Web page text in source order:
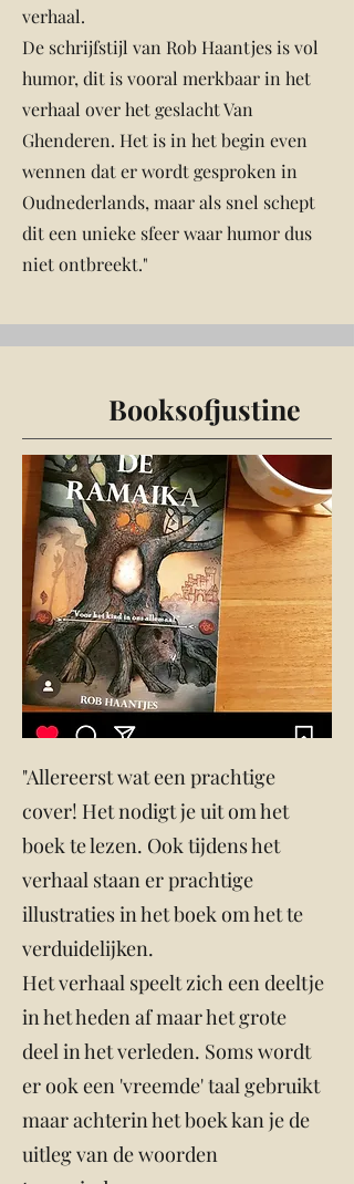
verhaal.
De schrijfstijl van Rob Haantjes is vol
humor, dit is vooral merkbaar in het
verhaal over het geslacht Van
Ghenderen. Het is in het begin even
wennen dat er wordt gesproken in
Oudnederlands, maar als snel schept
dit een unieke sfeer waar humor dus
niet ontbreekt."
Booksofjustine
"Allereerst wat een prachtige
cover! Het nodigt je uit om het
boek te lezen. Ook tijdens het
verhaal staan er prachtige
illustraties in het boek om het te
verduidelijken.
Het verhaal speelt zich een deeltje
in het heden af maar het grote
deel in het verleden. Soms wordt
er ook een 'vreemde' taal gebruikt
maar achterin het boek kan je de
uitleg van de woorden